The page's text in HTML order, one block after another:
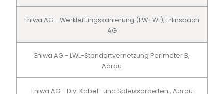
Eniwa AG - Werkleitungssanierung (EW+WL), Erlinsbach
AG
Eniwa AG - LWL-Standortvernetzung Perimeter B,
Aarau
Eniwa AG - Div. Kabel- und Spleissarbeiten , Aarau